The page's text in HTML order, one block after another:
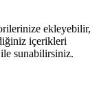
ekleyebilir,
içerikleri
sunabilirsiniz.